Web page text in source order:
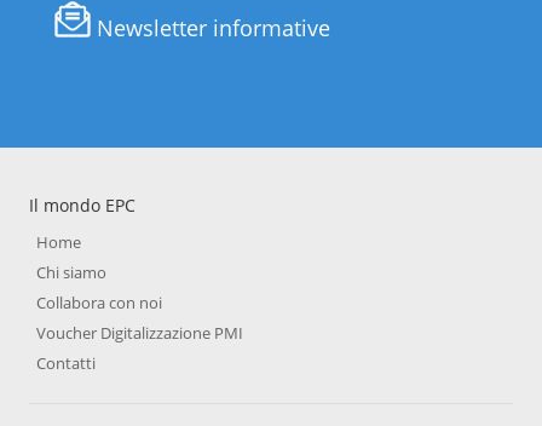
Newsletter informative
Il mondo EPC
Home
Chi siamo
Collabora con noi
Voucher Digitalizzazione PMI
Contatti